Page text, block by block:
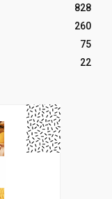
828
260
75
22